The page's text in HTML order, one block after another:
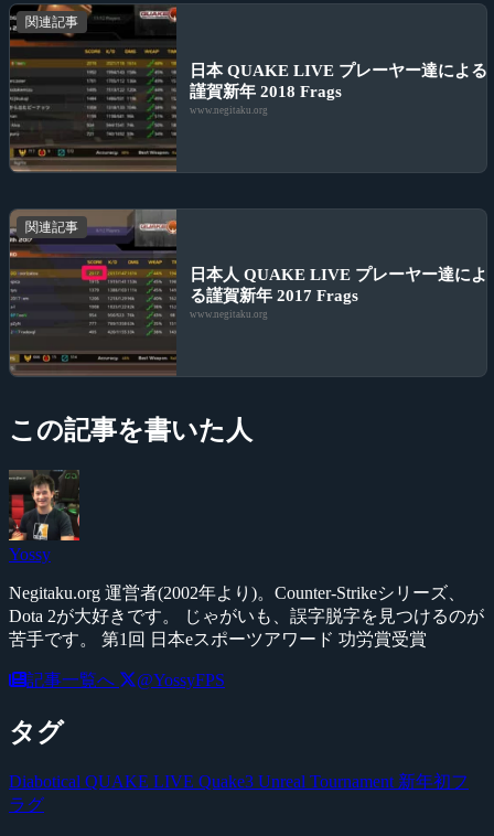
関連記事
日本 QUAKE LIVE プレーヤー達による
謹賀新年 2018 Frags
www.negitaku.org
関連記事
日本人 QUAKE LIVE プレーヤー達によ
る謹賀新年 2017 Frags
www.negitaku.org
この記事を書いた人
Yossy
Negitaku.org 運営者(2002年より)。Counter-Strikeシリーズ、
Dota 2が大好きです。 じゃがいも、誤字脱字を見つけるのが
苦手です。 第1回 日本eスポーツアワード 功労賞受賞
記事一覧へ @YossyFPS
タグ
Diabotical QUAKE LIVE Quake3 Unreal Tournament 新年初フ
ラグ